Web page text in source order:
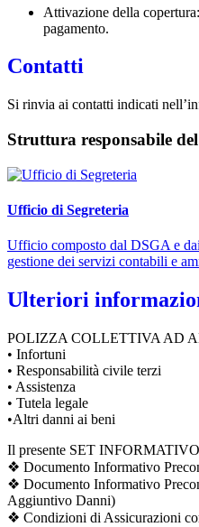
Attivazione della
pagamento.
Contatti
Si rinvia ai contatti indicati
Struttura responsabile
Ufficio di Segreteria
Ufficio composto dal DSGA e
gestione dei servizi contabili e
Ulteriori
POLIZZA COLLETTIVA AD
• Infortuni
• Responsabilità civile terzi
• Assistenza
• Tutela legale
•Altri danni ai beni
Il presente SET INFORMATIVO
❖ Documento Informativo
❖ Documento Informativo
Aggiuntivo Danni)
❖ Condizioni di Assicurazioni